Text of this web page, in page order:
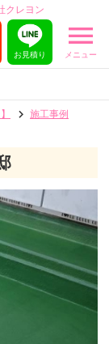
クレヨン
メニュー
お見積り
施工事例